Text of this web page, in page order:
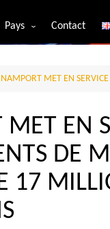
Transport
Transport routier
Pays
Algérie
Bénin
Burkina-Faso
Burundi
Cameroun
Contact
NAMPORT MET EN
EN
DE
17